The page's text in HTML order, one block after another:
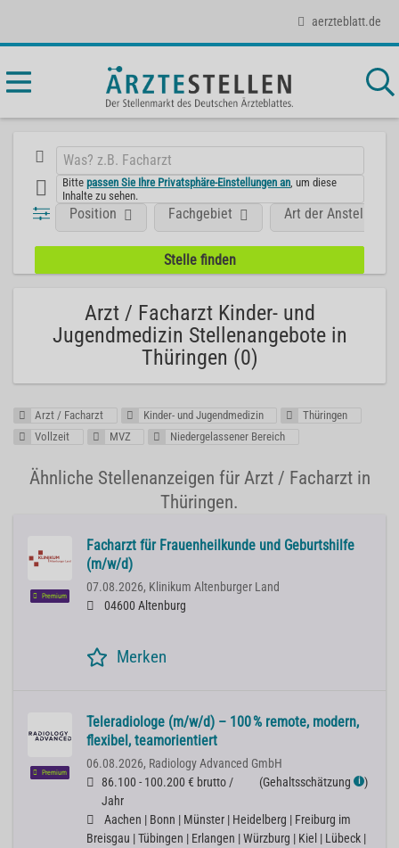
aerzteblatt.de
Bittepassen Sie Ihre Privatsphäre-Einstellungen an , um diese
Inhalte zu sehen.
Position Fachgebiet Art der Anstellung
Arzt / Facharzt Kinder- und
Jugendmedizin Stellenangebote in
Thüringen (0)
Arzt / Facharzt Kinder- und Jugendmedizin
Thüringen
Vollzeit
MVZ Niedergelassener Bereich
Ähnliche Stellenanzeigen für Arzt / Facharzt in
Thüringen.
Premium
Facharzt für Frauenheilkunde und Geburtshilfe
(m/w/d)
07.08.2026, Klinikum Altenburger Land
04600 Altenburg
Merken
Premium
Teleradiologe (m/w/d) – 100 % remote, modern,
flexibel, teamorientiert
06.08.2026, Radiology Advanced GmbH
86.100 - 100.200 € brutto /
Jahr
(Gehaltsschätzung ℹ )
Aachen | Bonn | Münster | Heidelberg | Freiburg im
Breisgau | Tübingen | Erlangen | Würzburg | Kiel | Lübeck |